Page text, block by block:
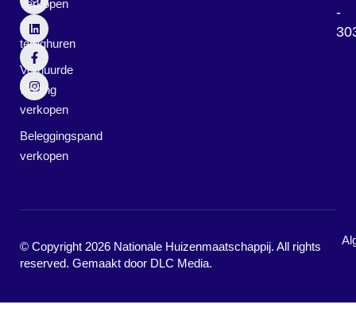
verkopen
en
terughuren
Verhuurde
woning
verkopen
Beleggingspand
verkopen
-
© Copyright 2026 Nationale Huizenmaatschappij. All rights
reserved. Gemaakt door DLC Media.